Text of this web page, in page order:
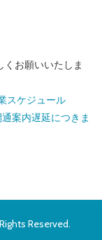
お願いいたしま
スケジュール
案内遅延につきま
Reserved.